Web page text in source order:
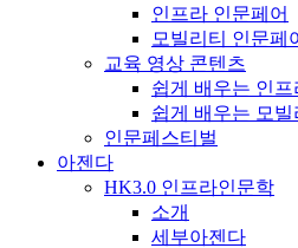
인프라 인문페어
모빌리티 인문페
교육 영상 콘텐츠
쉽게 배우는 인
쉽게 배우는 모
인문페스티벌
아젠다
HK3.0 인프라인문학
소개
세부아젠다